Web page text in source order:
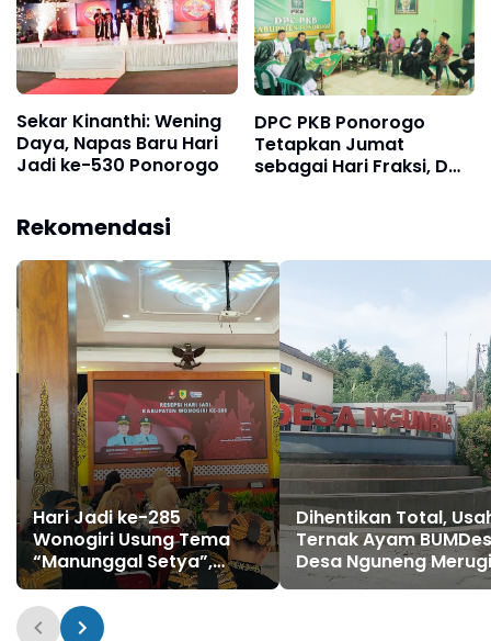
Sekar Kinanthi: Wening
Daya, Napas Baru Hari
Jadi ke-530 Ponorogo
DPC PKB Ponorogo
Tetapkan Jumat
sebagai Hari Fraksi, Dwi
Rekomendasi
Hari Jadi ke-285
Wonogiri Usung Tema
“Manunggal Setya”,
Perkuat Kolaborasi
Menuju Daerah Maju dan
Berkelanjutan
Dihentikan Total,
Ternak Ayam BUMDes
Desa Nguneng
Sebagian Buat Beli